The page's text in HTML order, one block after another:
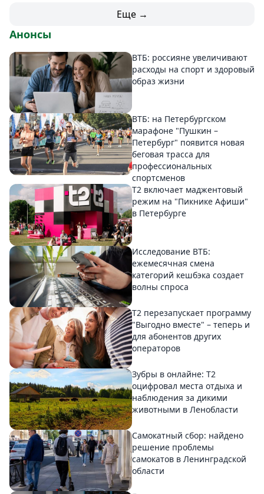
Еще →
Анонсы
ВТБ: россияне увеличивают
расходы на спорт и здоровый
образ жизни
ВТБ: на Петербургском
марафоне "Пушкин –
Петербург" появится новая
беговая трасса для
профессиональных
спортсменов
Т2 включает маджентовый
режим на "Пикнике Афиши"
в Петербурге
Исследование ВТБ:
ежемесячная смена
категорий кешбэка создает
волны спроса
Т2 перезапускает программу
"Выгодно вместе" – теперь и
для абонентов других
операторов
Зубры в онлайне: Т2
оцифровал места отдыха и
наблюдения за дикими
животными в Ленобласти
Самокатный сбор: найдено
решение проблемы
самокатов в Ленинградской
области